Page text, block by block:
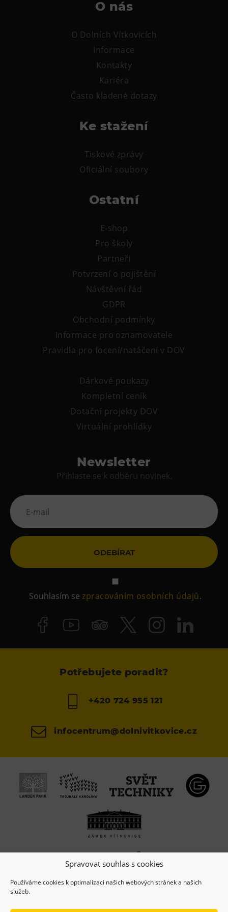
Spravovat souhlas s cookies
Používáme cookies k optimalizaci našich webových stránek a našich
služeb.
Restaurace VP ART
CØKAFE Dolní Vítkovice
Narozeninové oslavy
Tematické dárkové poukazy
O nás
O Dolních Vítkovicích
Informace
Kontakty
Kariéra
Často kladené dotazy
Ke stažení
Tiskové zprávy
Oficiální soubory
Ostatní
E-shop
Pro školy
Partneři
Potvrzení o pojištění
Návštěvní řád
GDPR
Obchodní podmínky
Informace pro oznamovatele
Pravidla pro focení/natáčení v DOV
Dárkové poukazy
Kompletní ceník
Dotační projekty DOV
Virtuální prohlídky
Newsletter
Přihlaste se k odběru novinek.
ODEBÍRAT
Souhlasím sezpracováním osobních údajů.
Potřebujete poradit?
+420 724 955 121
infocentrum@dolnivitkovice.cz